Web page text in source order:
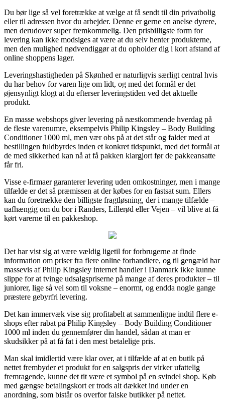
Du bør lige så vel foretrække at vælge at få sendt til din privatbolig
eller til adressen hvor du arbejder. Denne er gerne en anelse dyrere,
men derudover super fremkommelig. Den prisbilligste form for
levering kan ikke modsiges at være at du selv henter produkterne,
men den mulighed nødvendiggør at du opholder dig i kort afstand af
online shoppens lager.
Leveringshastigheden på Skønhed er naturligvis særligt central hvis
du har behov for varen lige om lidt, og med det formål er det
øjensynligt klogt at du efterser leveringstiden ved det aktuelle
produkt.
En masse webshops giver levering på næstkommende hverdag på
de fleste varenumre, eksempelvis Philip Kingsley – Body Building
Conditioner 1000 ml, men vær obs på at det står og falder med at
bestillingen fuldbyrdes inden et konkret tidspunkt, med det formål at
de med sikkerhed kan nå at få pakken klargjort før de pakkeansatte
får fri.
Visse e-firmaer garanterer levering uden omkostninger, men i mange
tilfælde er det så præmissen at der købes for en fastsat sum. Ellers
kan du foretrække den billigste fragtløsning, der i mange tilfælde –
uafhængig om du bor i Randers, Lillerød eller Vejen – vil blive at få
kørt varerne til en pakkeshop.
Det har vist sig at være vældig ligetil for forbrugerne at finde
information om priser fra flere online forhandlere, og til gengæld har
massevis af Philip Kingsley internet handler i Danmark ikke kunne
slippe for at tvinge udsalgspriserne på mange af deres produkter – til
juniorer, lige så vel som til voksne – enormt, og endda nogle gange
præstere gebyrfri levering.
Det kan immervæk vise sig profitabelt at sammenligne indtil flere e-
shops efter rabat på Philip Kingsley – Body Building Conditioner
1000 ml inden du gennemfører din handel, sådan at man er
skudsikker på at få fat i den mest betalelige pris.
Man skal imidlertid være klar over, at i tilfælde af at en butik på
nettet frembyder et produkt for en salgspris der virker ufattelig
fremragende, kunne det tit være et symbol på en svindel shop. Køb
med gængse betalingskort er trods alt dækket ind under en
anordning, som bistår os overfor falske butikker på nettet.